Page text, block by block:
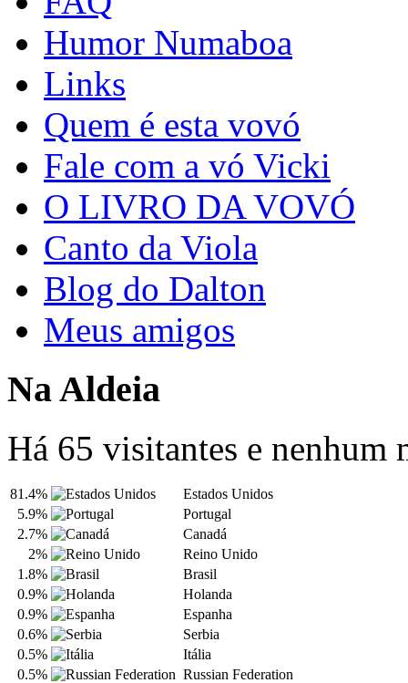
Humor Numaboa
Links
Quem é esta vovó
Fale com a vó Vicki
O LIVRO DA VOVÓ
Canto da Viola
Blog do Dalton
Meus amigos
Na Aldeia
Há 65 visitantes e nenhum
81.4%
Estados Unidos
5.9%
Portugal
2.7%
Canadá
2%
Reino Unido
1.8%
Brasil
0.9%
Holanda
0.9%
Espanha
0.6%
Serbia
0.5%
Itália
0.5%
Russian Federation